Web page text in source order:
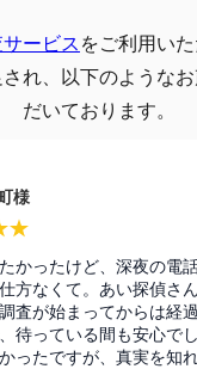
ービス をご利用い
れ、以下のような
だいております。
様
かったけど、深夜の電
方なくて。あい探偵さ
査が始まってからは経
待っている間も安心で
ったですが、真実を知